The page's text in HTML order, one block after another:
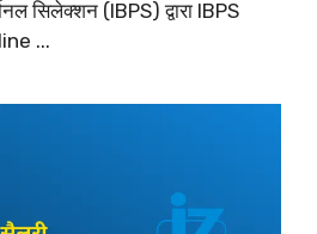
सिलेक्शन (IBPS) द्वारा IBPS
...